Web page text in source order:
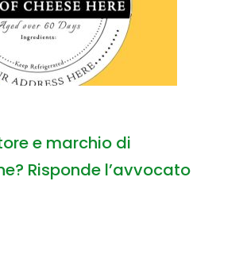
e marchio di
Risponde l’avvocato